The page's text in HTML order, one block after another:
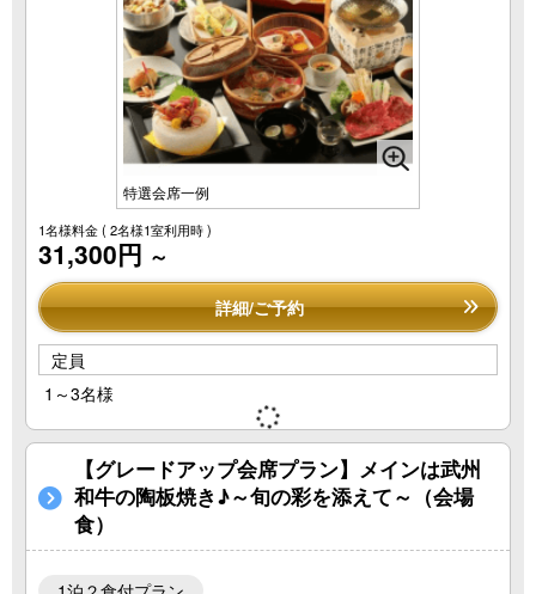
特選会席一例
1名様料金( 2名様1室利用時 )
31,300円 ～
詳細/ご予約
定員
1～3名様
【グレードアップ会席プラン】メインは武州
和牛の陶板焼き♪～旬の彩を添えて～（会場
食）